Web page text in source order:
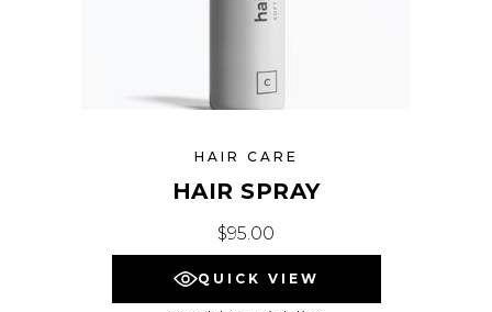
HAIR CARE
HAIR SPRAY
$95.00
QUICK VIEW